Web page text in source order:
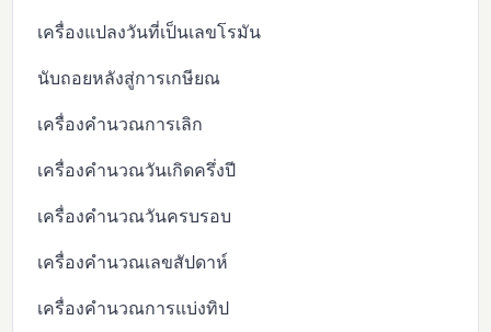
เครื่องแปลงวันที่เป็นเลขโรมัน
นับถอยหลังสู่การเกษียณ
เครื่องคำนวณการเลิก
เครื่องคำนวณวันเกิดครึ่งปี
เครื่องคำนวณวันครบรอบ
เครื่องคำนวณเลขสัปดาห์
เครื่องคำนวณการแบ่งทิป